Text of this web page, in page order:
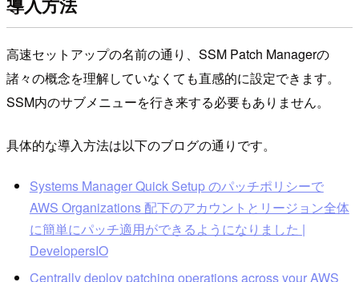
導入方法
高速セットアップの名前の通り、SSM Patch Managerの
諸々の概念を理解していなくても直感的に設定できます。
SSM内のサブメニューを行き来する必要もありません。
具体的な導入方法は以下のブログの通りです。
Systems Manager Quick Setup のパッチポリシーで
AWS Organizations 配下のアカウントとリージョン全体
に簡単にパッチ適用ができるようになりました |
DevelopersIO
Centrally deploy patching operations across your AWS